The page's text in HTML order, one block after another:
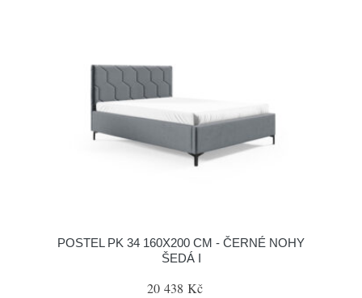
POSTEL PK 34 160X200 CM - ČERNÉ NOHY
ŠEDÁ I
20 438 Kč